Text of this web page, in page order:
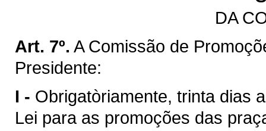
DA
Art. 7º. A Comissão de
Presidente:
I - Obrigatòriamente, trinta dias
Lei para as promoções das